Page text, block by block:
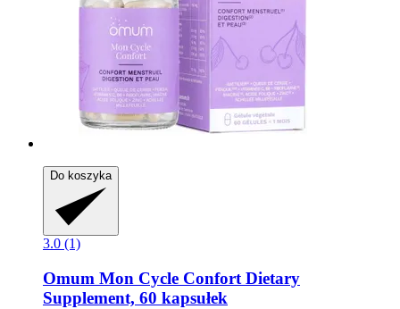
Do koszyka
3.0 (1)
Omum Mon Cycle Confort Dietary
Supplement, 60 kapsułek